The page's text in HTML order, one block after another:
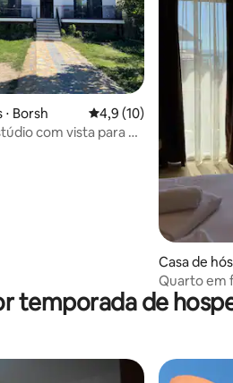
5, 21 avaliações
Borsh 4,9 de uma avaliação
4,9 (10)
com vista para o
Casa de
Quarto em
temporada de